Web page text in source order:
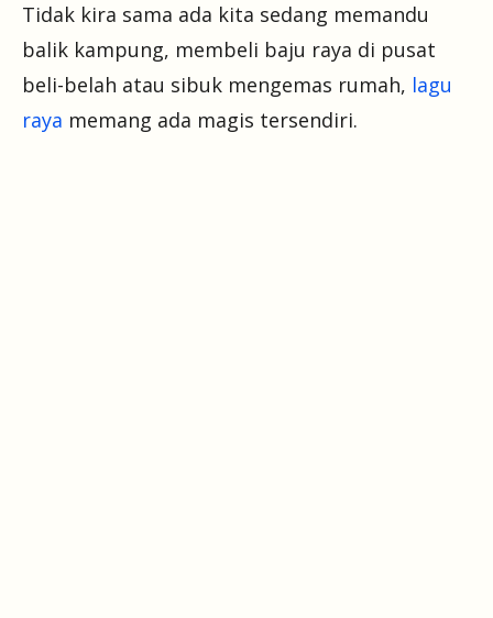
Tidak kira sama ada kita sedang memandu
balik kampung, membeli baju raya di pusat
beli-belah atau sibuk mengemas rumah, lagu
raya memang ada magis tersendiri.